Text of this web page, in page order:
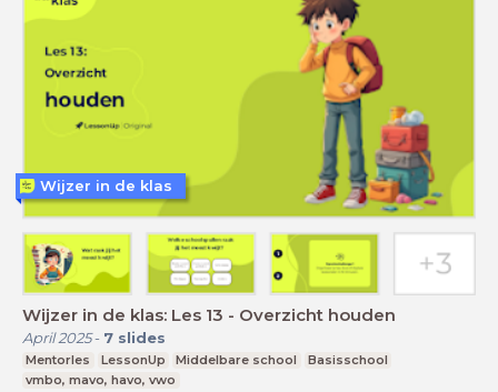
Wijzer in de klas: Les 13 - Overzicht houden
April 2025- 7 slides
Mentorles LessonUp Middelbare school
Basisschool
vmbo, mavo, havo, vwo
Wijzer in de klas